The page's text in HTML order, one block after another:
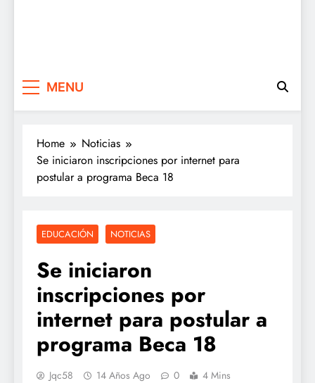
MENU
Home
Noticias
Se iniciaron inscripciones por internet para
postular a programa Beca 18
EDUCACIÓN NOTICIAS
Se iniciaron
inscripciones por
internet para postular a
programa Beca 18
Jqc58 14 Años Ago 0 4 Mins